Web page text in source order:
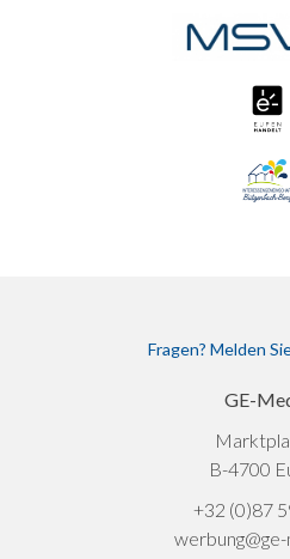
Fragen? Melden
GE-
B-4700
+32 (0)87